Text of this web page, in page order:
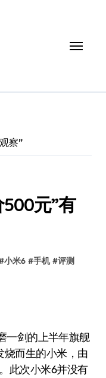
察”
元”有
小米6 #手机 #评测
一剑的上半年旗舰
烧而生的小米，由
此次小米6并没有